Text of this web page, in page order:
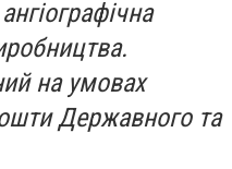
на умовах
Державного та